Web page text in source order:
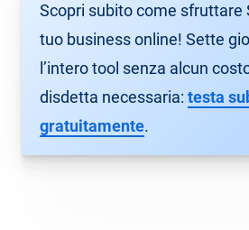
Scopri subito come sfruttare
tuo business online! Sette
l’intero tool senza alcun
disdetta necessaria: testa
gratuitamente.